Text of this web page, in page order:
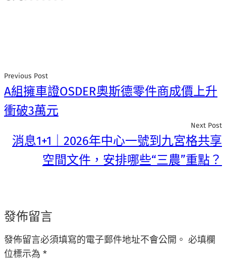
Previous Post
A組擁車證OSDER奧斯德零件商成價上升
衝破3萬元
Next Post
消息1+1｜2026年中心一號到九宮格共享
空間文件，安排哪些“三農”重點？
發佈留言
發佈留言必須填寫的電子郵件地址不會公開。 必填欄
位標示為 *